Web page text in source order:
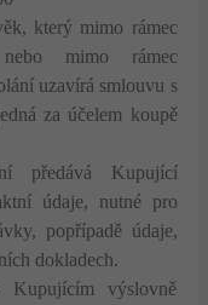
který mimo rámec
mimo rámec
uzavírá smlouvu s
za účelem koupě
předává Kupující
údaje, nutné pro
popřípadě údaje,
dokladech.
Kupujícím výslovně